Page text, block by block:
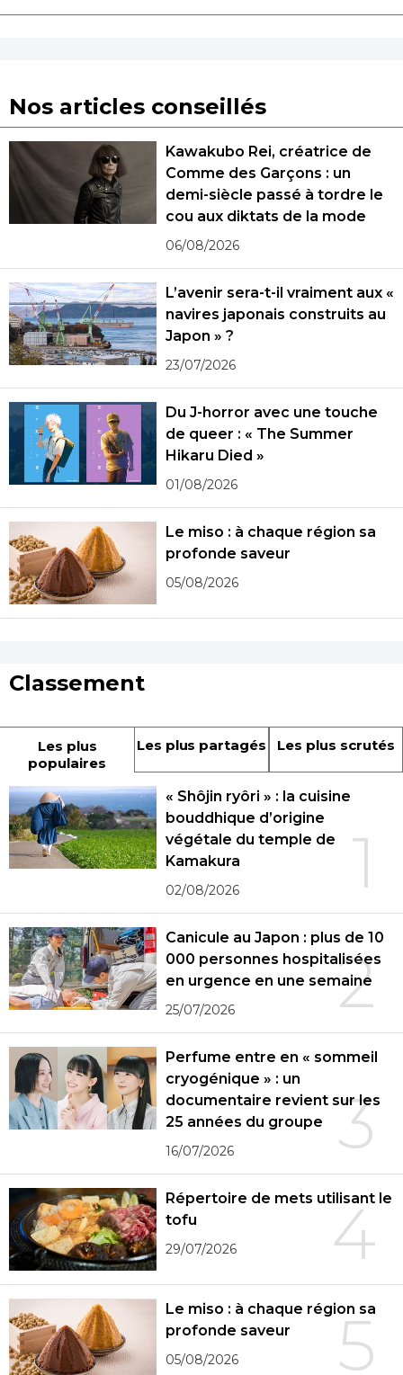
Nos articles conseillés
Kawakubo Rei, créatrice de
Comme des Garçons : un
demi-siècle passé à tordre le
cou aux diktats de la mode
06/08/2026
L’avenir sera-t-il vraiment aux «
navires japonais construits au
Japon » ?
23/07/2026
Du J-horror avec une touche
de queer : « The Summer
Hikaru Died »
01/08/2026
Le miso : à chaque région sa
profonde saveur
05/08/2026
Classement
Les plus
populaires
Les plus partagés Les plus scrutés
1
« Shôjin ryôri » : la cuisine
bouddhique d’origine
végétale du temple de
Kamakura
02/08/2026
2
Canicule au Japon : plus de 10
000 personnes hospitalisées
en urgence en une semaine
25/07/2026
3
Perfume entre en « sommeil
cryogénique » : un
documentaire revient sur les
25 années du groupe
16/07/2026
4
Répertoire de mets utilisant le
tofu
29/07/2026
5
Le miso : à chaque région sa
profonde saveur
05/08/2026